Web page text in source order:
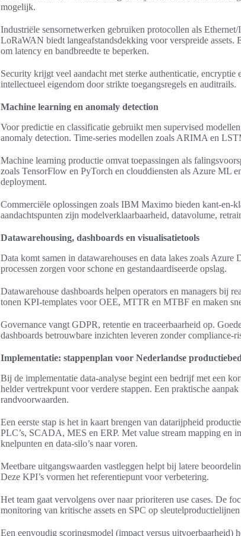
mogelijk.
Industriële sensornetwerken gebruiken protocollen als
LoRaWAN biedt langeafstandsdekking voor verspreide assets.
om latency en bandbreedte te beperken.
Security krijgt veel aandacht met sterke authenticatie,
intellectueel eigendom door strikte toegangsregels en auditrails.
Machine learning en anomaly detection
Voor predictie en classificatie gebruikt men supervised
anomaly detection. Time-series modellen zoals ARIMA en
Machine learning productie omvat toepassingen als
zoals TensorFlow en PyTorch en clouddiensten als Azure ML
deployment.
Commerciële oplossingen zoals IBM Maximo bieden kant-en-
aandachtspunten zijn modelverklaarbaarheid, datavolume,
Datawarehousing, dashboards en visualisatietools
Data komt samen in datawarehouses en data lakes zoals
processen zorgen voor schone en gestandaardiseerde opslag.
Datawarehouse dashboards helpen operators en managers bij
tonen KPI-templates voor OEE, MTTR en MTBF en maken
Governance vangt GDPR, retentie en traceerbaarheid op.
dashboards betrouwbare inzichten leveren zonder compliance-
Implementatie: stappenplan voor Nederlandse
Bij de implementatie data-analyse begint een bedrijf met een
helder vertrekpunt voor verdere stappen. Een praktische
randvoorwaarden.
Een eerste stap is het in kaart brengen van datarijpheid
PLC’s, SCADA, MES en ERP. Met value stream mapping en
knelpunten en data-silo’s naar voren.
Meetbare uitgangswaarden vastleggen helpt bij latere
Deze KPI’s vormen het referentiepunt voor verbetering.
Het team gaat vervolgens over naar prioriteren use cases. De
monitoring van kritische assets en SPC op
Een eenvoudig scoringsmodel (impact versus